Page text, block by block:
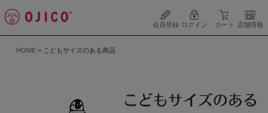
会員登録 ログイン カート 店舗情報
HOME こどもサイズのある商品